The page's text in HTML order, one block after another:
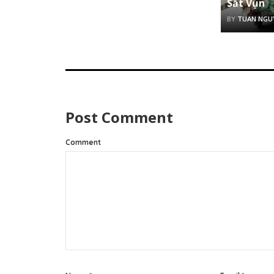
Sắt Vụn
BY TUAN
Post Comment
Comment